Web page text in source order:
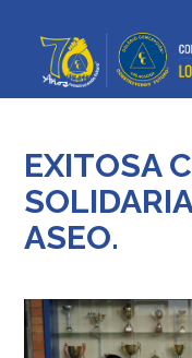
EXITOSA
ASEO.